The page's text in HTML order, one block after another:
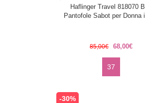
Haflinger Travel 818070
Pantofole Sabot per Donna
85,00€ 68,00€
37
-30%